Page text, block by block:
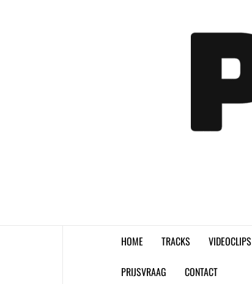
HOME TRACKS VIDEOCLIPS
PRIJSVRAAG CONTACT